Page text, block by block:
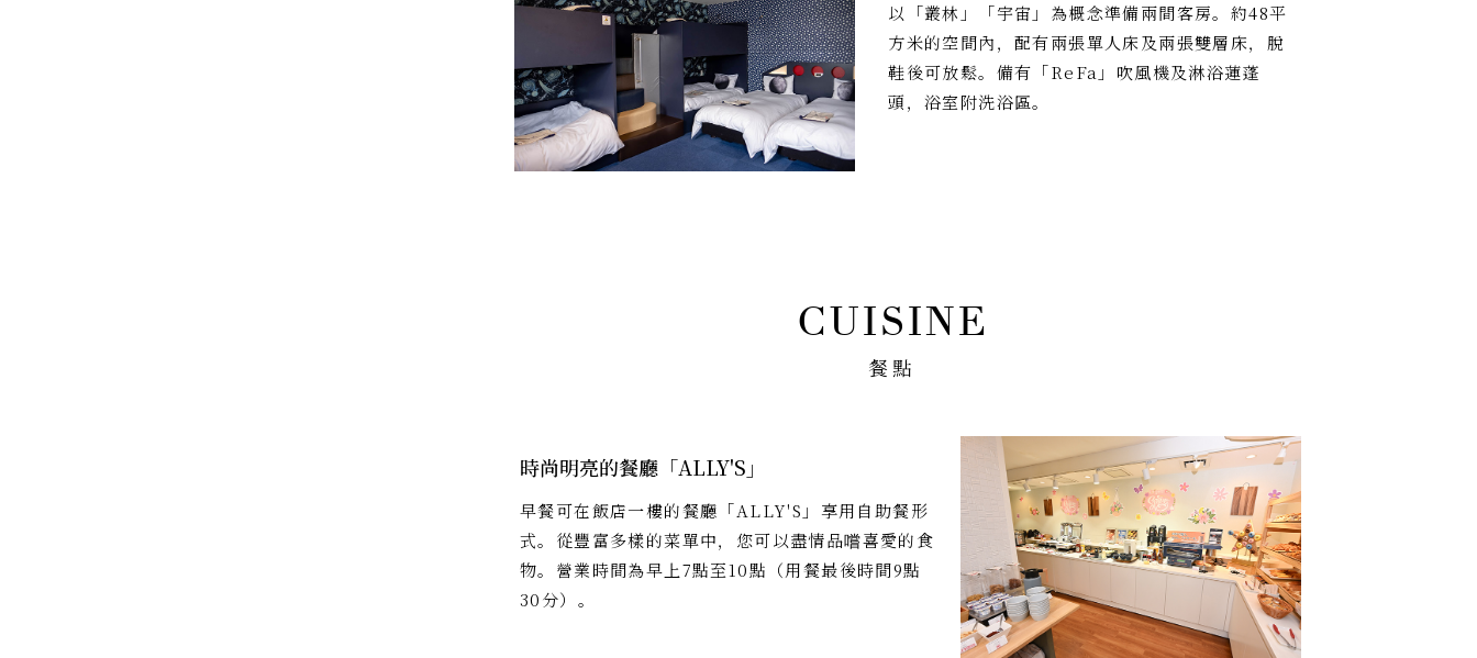
以「叢林」「宇宙」為概念準備兩間客房。約48平
方米的空間內，配有兩張單人床及兩張雙層床，脫
鞋後可放鬆。備有「ReFa」吹風機及淋浴蓮蓬
頭，浴室附洗浴區。
餐點
時尚明亮的餐廳「ALLY'S」
早餐可在飯店一樓的餐廳「ALLY'S」享用自助餐形
式。從豐富多樣的菜單中，您可以盡情品嚐喜愛的食
物。營業時間為早上7點至10點（用餐最後時間9點
30分）。